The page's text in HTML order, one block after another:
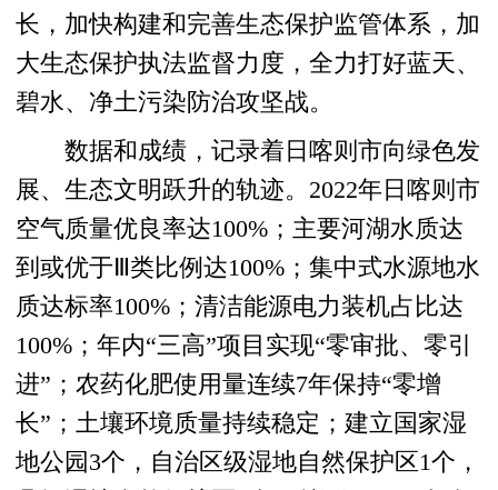
长，加快构建和完善生态保护监管体系，加
大生态保护执法监督力度，全力打好蓝天、
碧水、净土污染防治攻坚战。
数据和成绩，记录着日喀则市向绿色发
展、生态文明跃升的轨迹。2022年日喀则市
空气质量优良率达100%；主要河湖水质达
到或优于Ⅲ类比例达100%；集中式水源地水
质达标率100%；清洁能源电力装机占比达
100%；年内“三高”项目实现“零审批、零引
进”；农药化肥使用量连续7年保持“零增
长”；土壤环境质量持续稳定；建立国家湿
地公园3个，自治区级湿地自然保护区1个，